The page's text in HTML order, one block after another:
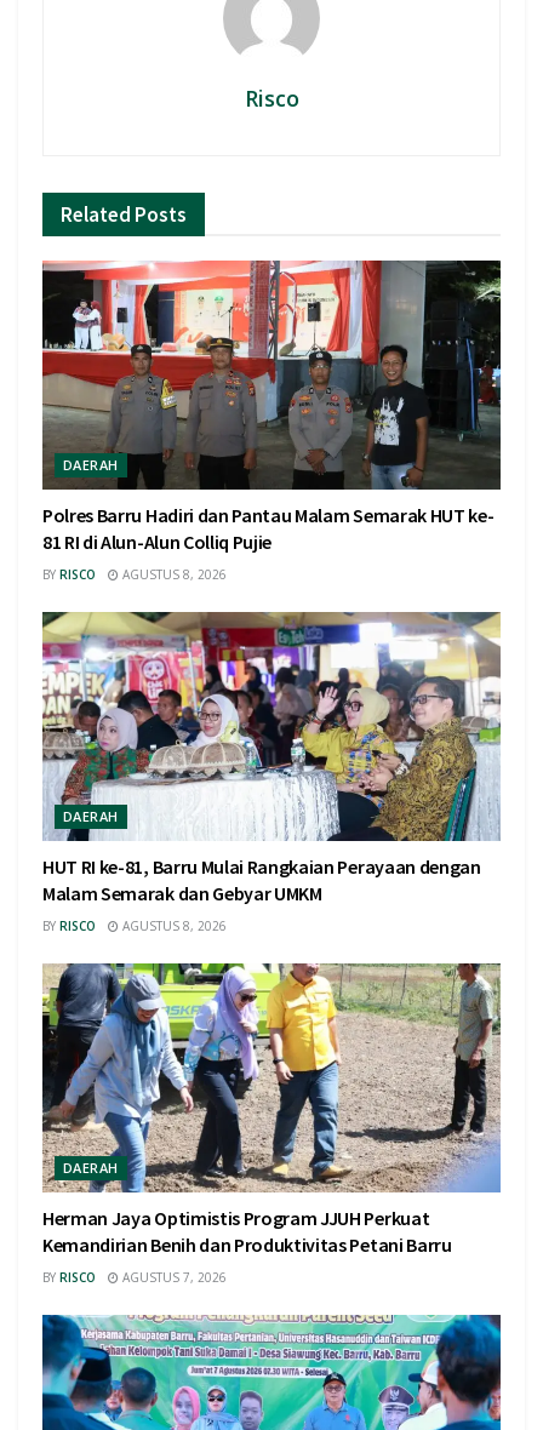
Risco
Related Posts
DAERAH
Polres Barru Hadiri dan Pantau Malam Semarak HUT ke-
81 RI di Alun-Alun Colliq Pujie
BY RISCO AGUSTUS 8, 2026
DAERAH
HUT RI ke-81, Barru Mulai Rangkaian Perayaan dengan
Malam Semarak dan Gebyar UMKM
BY RISCO AGUSTUS 8, 2026
DAERAH
Herman Jaya Optimistis Program JJUH Perkuat
Kemandirian Benih dan Produktivitas Petani Barru
BY RISCO AGUSTUS 7, 2026